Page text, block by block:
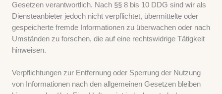
Gesetzen verantwortlich. Nach §§ 8 bis 10 DDG sind wir als
Diensteanbieter jedoch nicht verpflichtet, übermittelte oder
gespeicherte fremde Informationen zu überwachen oder nach
Umständen zu forschen, die auf eine rechtswidrige Tätigkeit
hinweisen.
Verpflichtungen zur Entfernung oder Sperrung der Nutzung
von Informationen nach den allgemeinen Gesetzen bleiben